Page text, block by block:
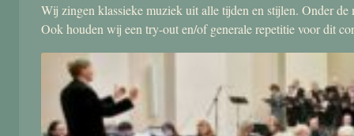
Wij zingen klassieke muziek uit alle tijden en stijlen. Onder
Ook houden wij een try-out en/of generale repetitie voor dit